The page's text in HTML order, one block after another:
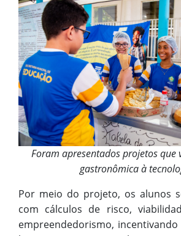
Foram apresentados projetos que
gastronômica à
Por meio do projeto, os alunos
com cálculos de risco,
empreendedorismo,